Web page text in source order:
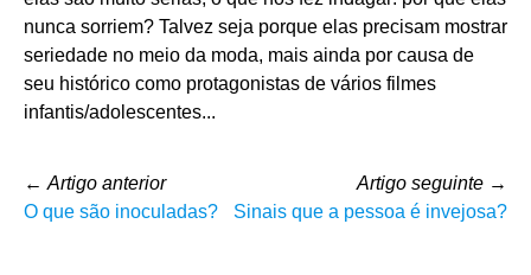
nunca sorriem? Talvez seja porque elas precisam mostrar
seriedade no meio da moda, mais ainda por causa de
seu histórico como protagonistas de vários filmes
infantis/adolescentes...
← Artigo anterior
O que são inoculadas?
Artigo seguinte →
Sinais que a pessoa é invejosa?